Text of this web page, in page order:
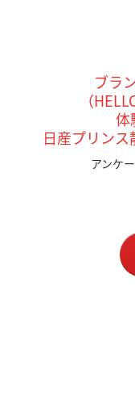
ブラ
（
体
日産プリン
アンケ